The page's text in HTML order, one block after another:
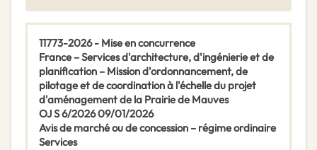
11773-2026 - Mise en concurrence
France – Services d'architecture, d'ingénierie et de
planification – Mission d'ordonnancement, de
pilotage et de coordination à l'échelle du projet
d'aménagement de la Prairie de Mauves
OJ S 6/2026 09/01/2026
Avis de marché ou de concession – régime ordinaire
Services